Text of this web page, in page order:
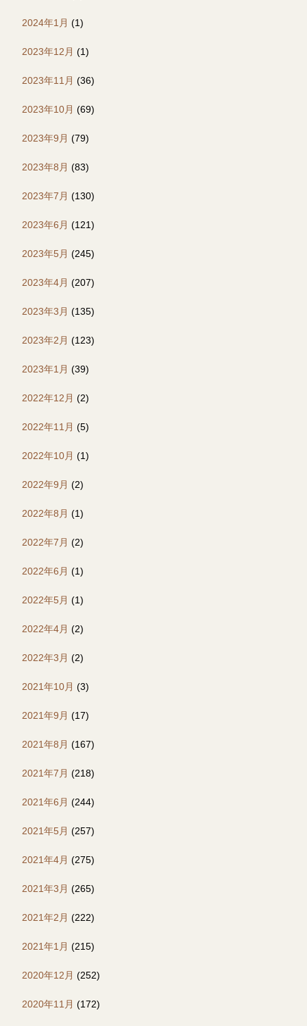
2024年1月 (1)
2023年12月 (1)
2023年11月 (36)
2023年10月 (69)
2023年9月 (79)
2023年8月 (83)
2023年7月 (130)
2023年6月 (121)
2023年5月 (245)
2023年4月 (207)
2023年3月 (135)
2023年2月 (123)
2023年1月 (39)
2022年12月 (2)
2022年11月 (5)
2022年10月 (1)
2022年9月 (2)
2022年8月 (1)
2022年7月 (2)
2022年6月 (1)
2022年5月 (1)
2022年4月 (2)
2022年3月 (2)
2021年10月 (3)
2021年9月 (17)
2021年8月 (167)
2021年7月 (218)
2021年6月 (244)
2021年5月 (257)
2021年4月 (275)
2021年3月 (265)
2021年2月 (222)
2021年1月 (215)
2020年12月 (252)
2020年11月 (172)